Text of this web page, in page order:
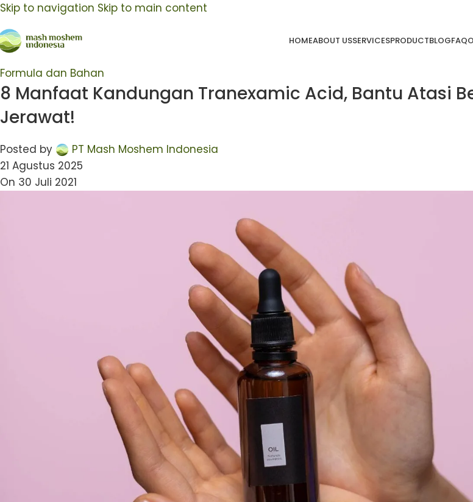
Skip to navigation Skip to main content
HOMEABOUT USSERVICESPRODUCTBLOGFAQ
Formula dan Bahan
8 Manfaat Kandungan Tranexamic Acid, Bantu Atasi
Jerawat!
Posted by
PT Mash Moshem Indonesia
21 Agustus 2025
On 30 Juli 2021